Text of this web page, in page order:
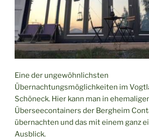
Eine der ungewöhnlichsten
Übernachtungsmöglichkeiten im
Schöneck. Hier kann man in
Überseecontainers der Bergheim
übernachten und das mit einem ganz
Ausblick.